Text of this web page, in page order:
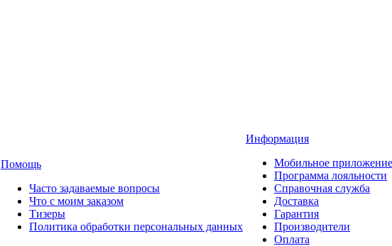
Помощь
Часто задаваемые вопросы
Что с моим заказом
Тизеры
Политика обработки персональных данных
Информация
Мобильное приложение
Программа лояльности
Справочная служба
Доставка
Гарантия
Производители
Оплата